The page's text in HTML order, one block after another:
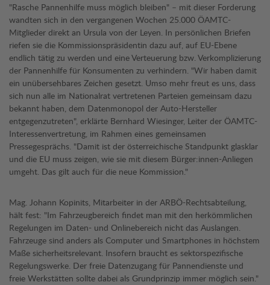
"Rasche Pannenhilfe muss möglich bleiben" – mit dieser Forderung
wandten sich in den vergangenen Wochen 25.000 ÖAMTC-
Mitglieder direkt an Ursula von der Leyen. In persönlichen Briefen
riefen sie die Kommissionspräsidentin dazu auf, auf EU-Ebene
endlich tätig zu werden und eine Verteuerung bzw. Verkomplizierung
der Pannenhilfe für Konsumenten zu verhindern. "Wir haben damit
ein unübersehbares Zeichen gesetzt. Umso mehr freut es uns, dass
sich nun alle im Nationalrat vertretenen Parteien gemeinsam dazu
bekannt haben, dem Datenmonopol der Auto-Hersteller
entgegenzutreten", erklärte Bernhard Wiesinger, Leiter der ÖAMTC-
Interessenvertretung, im Rahmen eines gemeinsamen
Pressegesprächs. "Damit ist der österreichische Standpunkt glasklar
und die EU muss zeigen, wie sie mit diesem Bürger:innen-Anliegen
umgeht. Das gilt auch für die neue Kommission."
Mag. Johann Kopinits, Mitarbeiter in der ARBÖ-Rechtsabteilung,
hält fest: "Im Fahrzeugbereich findet man mit den herkömmlichen
Regelungen im Daten- und Onlinebereich nicht das Auslangen.
Fahrzeuge sind anders als Computer und Smartphones in höchstem
Maße sicherheitsrelevant. Insofern braucht es sektorspezifische
Regelungswerke. Der freie Datenzugang für Pannendienste und
freie Werkstätten sollte dabei als Grundprinzip immer möglich sein."